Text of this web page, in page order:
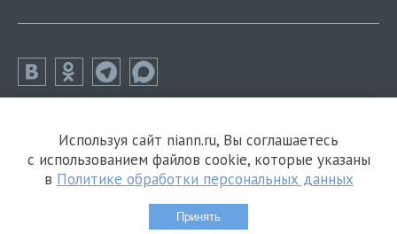
Используя сайт niann.ru, Вы соглашаетесь
с использованием файлов cookie, которые указаны
в Политике обработки персональных данных
Принять